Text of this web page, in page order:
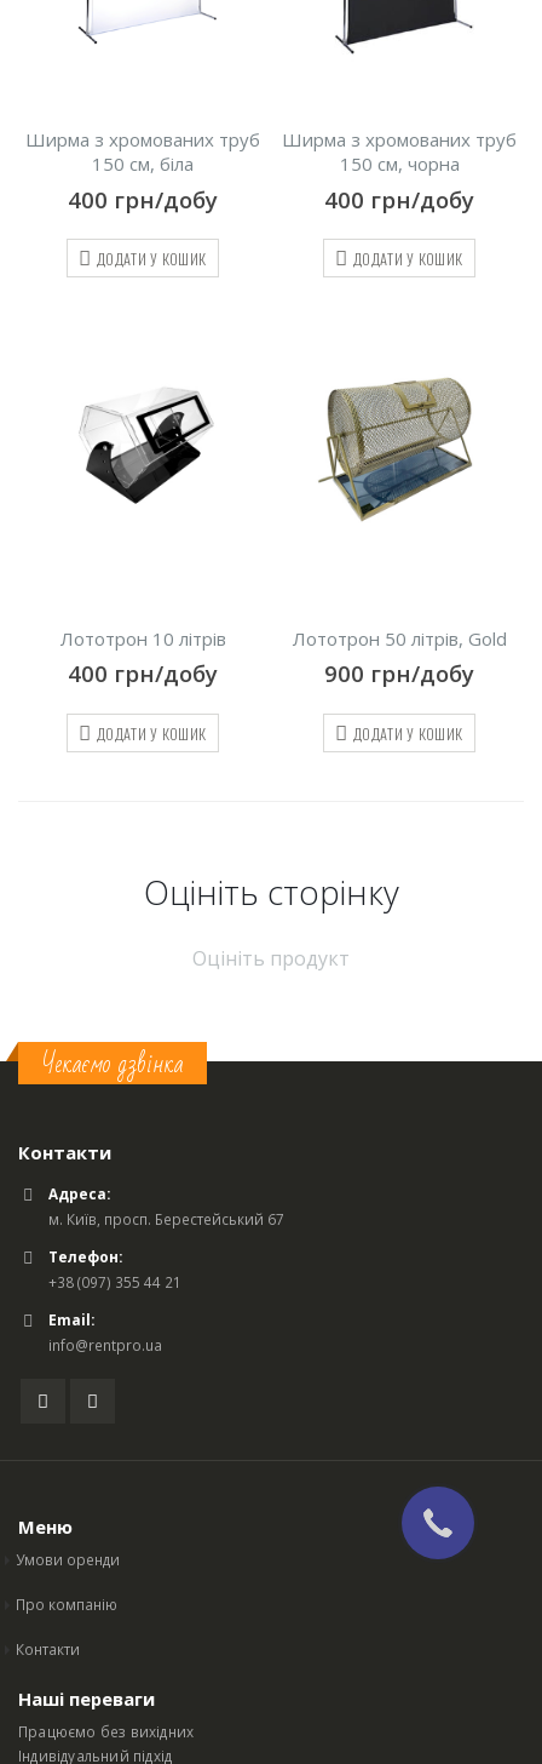
Ширма з хромованих труб
150 см, біла
400 грн/добу
ДОДАТИ У КОШИК
Ширма з хромованих труб
150 см, чорна
400 грн/добу
ДОДАТИ У КОШИК
Лототрон 10 літрів
400 грн/добу
ДОДАТИ У КОШИК
Лототрон 50 літрів, Gold
900 грн/добу
ДОДАТИ У КОШИК
Оцініть cторінку
Оцініть продукт
Чекаємо дзвінка
Контакти
Адреса:
м. Київ, просп. Берестейський 67
Телефон:
+38 (097) 355 44 21
Email:
info@rentpro.ua
Меню
Умови оренди
Про компанію
Контакти
Наші переваги
Працюємо без вихідних
Індивідуальний підхід